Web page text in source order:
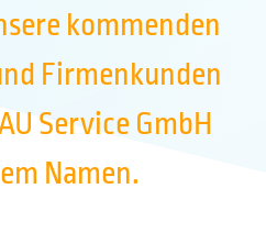
kommenden
Firmenkunden
Service GmbH
Namen.